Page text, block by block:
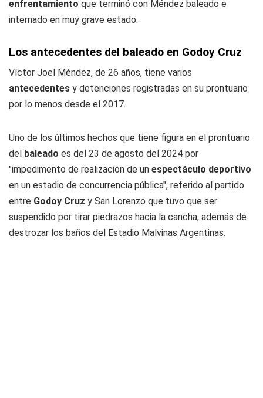
enfrentamiento que terminó con Méndez baleado e
internado en muy grave estado.
Los antecedentes del baleado en Godoy Cruz
Víctor Joel Méndez, de 26 años, tiene varios
antecedentes y detenciones registradas en su prontuario
por lo menos desde el 2017.
Uno de los últimos hechos que tiene figura en el prontuario
del baleado es del 23 de agosto del 2024 por
"impedimento de realización de un espectáculo deportivo
en un estadio de concurrencia pública", referido al partido
entre Godoy Cruz y San Lorenzo que tuvo que ser
suspendido por tirar piedrazos hacia la cancha, además de
destrozar los baños del Estadio Malvinas Argentinas.